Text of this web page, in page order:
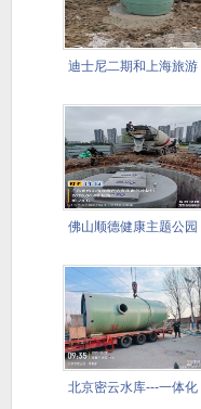
迪士尼二期和上海旅游
佛山顺德健康主题公园
北京密云水库---一体化